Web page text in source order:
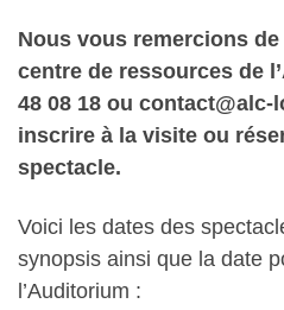
Nous vous remercions
centre de ressources de
48 08 18 ou
inscrire à la visite ou
spectacle.
Voici les dates des
synopsis ainsi que la date
l’Auditorium :